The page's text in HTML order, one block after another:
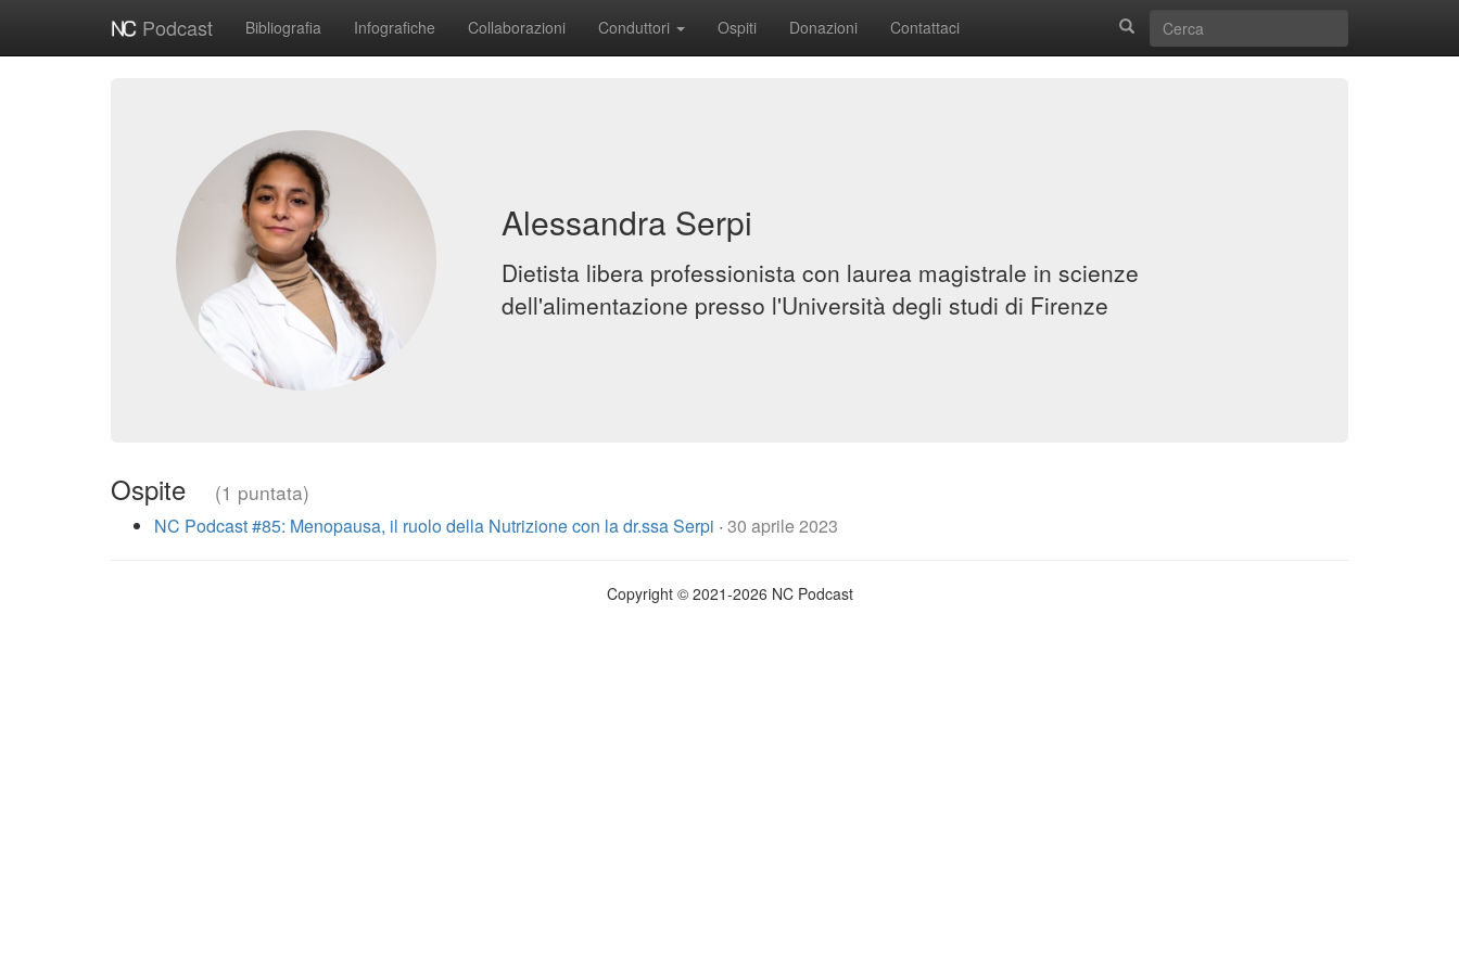
Podcast Bibliografia Infografiche Collaborazioni Conduttori Ospiti Donazioni Contattaci
Alessandra Serpi
Dietista libera professionista con laurea magistrale in scienze
dell'alimentazione presso l'Università degli studi di Firenze
Ospite (1 puntata)
NC Podcast #85: Menopausa, il ruolo della Nutrizione con la dr.ssa Serpi · 30 aprile 2023
Copyright © 2021-2026 NC Podcast